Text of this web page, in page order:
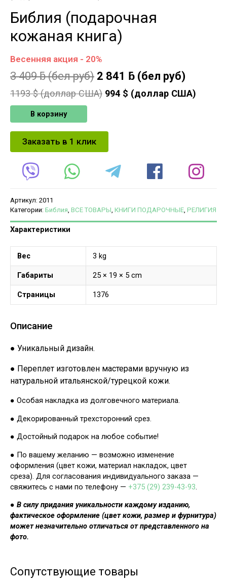
Библия (подарочная
кожаная книга)
Весенняя акция - 20%
3 409ƃ(бел руб) 2 841 ƃ (бел руб)
1193$ (доллар США) 994 $ (доллар США)
В корзину
Заказать в 1 клик
Артикул: 2011
Категории: Библия, ВСЕ ТОВАРЫ, КНИГИ ПОДАРОЧНЫЕ, РЕЛИГИЯ
Характеристики
Вес 3 kg
Габариты 25 × 19 × 5 cm
Страницы 1376
Описание
● Уникальный дизайн.
● Переплет изготовлен мастерами вручную из
натуральной итальянской/турецкой кожи.
● Особая накладка из долговечного материала.
● Декорированный трехсторонний срез.
● Достойный подарок на любое событие!
● По вашему желанию — возможно изменение
оформления (цвет кожи, материал накладок, цвет
среза). Для согласования индивидуального заказа —
свяжитесь с нами по телефону — +375 (29) 239-43-93.
● В силу придания уникальности каждому изданию,
фактическое оформление (цвет кожи, размер и фурнитура)
может незначительно отличаться от представленного на
фото.
Сопутствующие товары